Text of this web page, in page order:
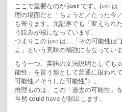
ここで重要なのが just です。just は
理の場面だと「ちょうど／たった今
も寄ります。元記事でも「変えられ
う読みが核になっています。
つまりこの just は、「その可能性は
よ」という意味の補強にもなっていま
もう一つ、英語の文法説明としても
能性」を言う形として普通に扱われ
可能性／そうした可能性”）。
推理ものは、この「過去の可能性」
当然 could have が頻出します。